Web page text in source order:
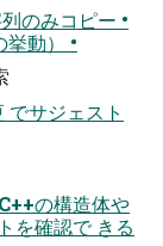
のみコピー •
動） •
サジェスト
の構造体や
を確認で きる